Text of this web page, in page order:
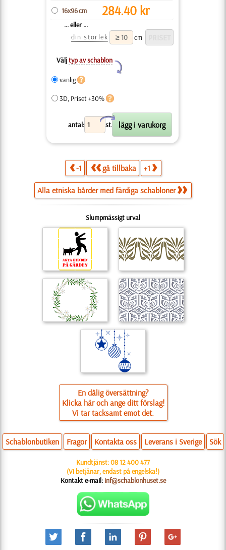
16x96 cm 284.40 kr
... eller ...
din storlek
cm
Väljtyp av schablon
Y
vanlig
3D, Priset +30%
antal: st.
X
-1 gå tillbaka +1
Alla etniska bårder med färdiga schabloner
Slumpmässigt urval
En dålig översättning?
Klicka här och ange ditt förslag!
Vi tar tacksamt emot det.
Schablonbutiken Fragor Kontakta oss Leverans i Sverige Sök
Kundtjänst:08 12 400 477
(Vi betjänar, endast på engelska!)
Kontakt e-mail: inf@schablonhuset.se